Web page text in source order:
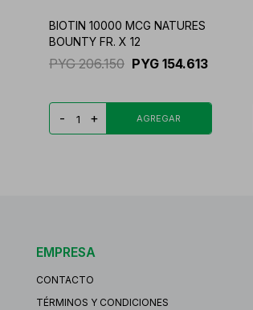
BIOTIN 10000 MCG NATURES
BOUNTY FR. X 12
PYG 206.150 PYG 154.613
- +
EMPRESA
CONTACTO
TÉRMINOS Y CONDICIONES